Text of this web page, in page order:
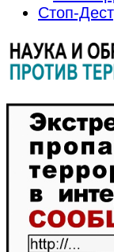
Стоп-